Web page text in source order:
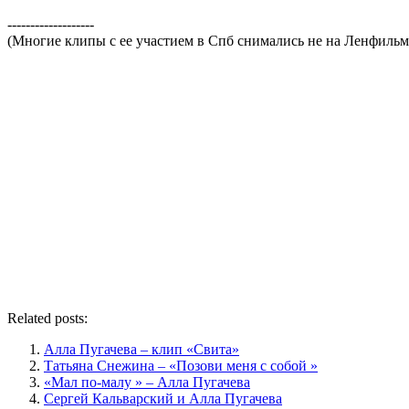
-------------------
(Многие клипы с ее участием в Спб снимались не на
Related posts:
Алла Пугачева – клип «Свита»
Татьяна Снежина – «Позови меня с собой »
«Мал по-малу » – Алла Пугачева
Сергей Кальварский и Алла Пугачева